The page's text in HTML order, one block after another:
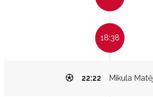
18:38
Mikula Matěj
22:22